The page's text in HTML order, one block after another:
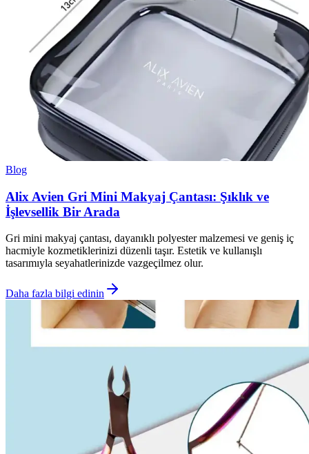
Blog
Alix Avien Gri Mini Makyaj Çantası: Şıklık ve
İşlevsellik Bir Arada
Gri mini makyaj çantası, dayanıklı polyester malzemesi ve geniş iç
hacmiyle kozmetiklerinizi düzenli taşır. Estetik ve kullanışlı
tasarımıyla seyahatlerinizde vazgeçilmez olur.
Daha fazla bilgi edinin